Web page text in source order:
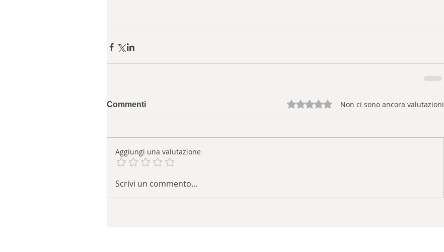
Commenti Valutazione 0 stelle su 5.Non ci sono ancora valutazioni
Aggiungi una valutazione
Scrivi un commento...